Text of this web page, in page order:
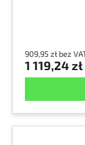
909,95 zł bez
1 119,24 zł